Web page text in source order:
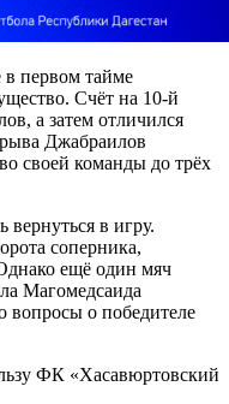
в первом тайме
Счёт на 10-й
а затем отличился
Джабраилов
своей команды до трёх
вернуться в игру.
соперника,
ещё один мяч
Магомедсаида
вопросы о победителе
ФК «Хасавюртовский